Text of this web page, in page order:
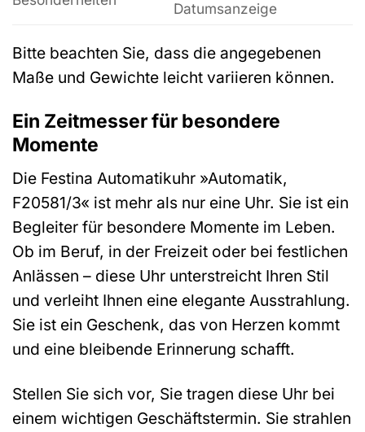
Datumsanzeige
Bitte beachten Sie, dass die angegebenen
Maße und Gewichte leicht variieren können.
Ein Zeitmesser für besondere
Momente
Die Festina Automatikuhr »Automatik,
F20581/3« ist mehr als nur eine Uhr. Sie ist ein
Begleiter für besondere Momente im Leben.
Ob im Beruf, in der Freizeit oder bei festlichen
Anlässen – diese Uhr unterstreicht Ihren Stil
und verleiht Ihnen eine elegante Ausstrahlung.
Sie ist ein Geschenk, das von Herzen kommt
und eine bleibende Erinnerung schafft.
Stellen Sie sich vor, Sie tragen diese Uhr bei
einem wichtigen Geschäftstermin. Sie strahlen